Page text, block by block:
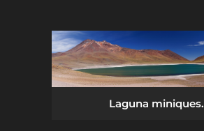
Laguna miniques.